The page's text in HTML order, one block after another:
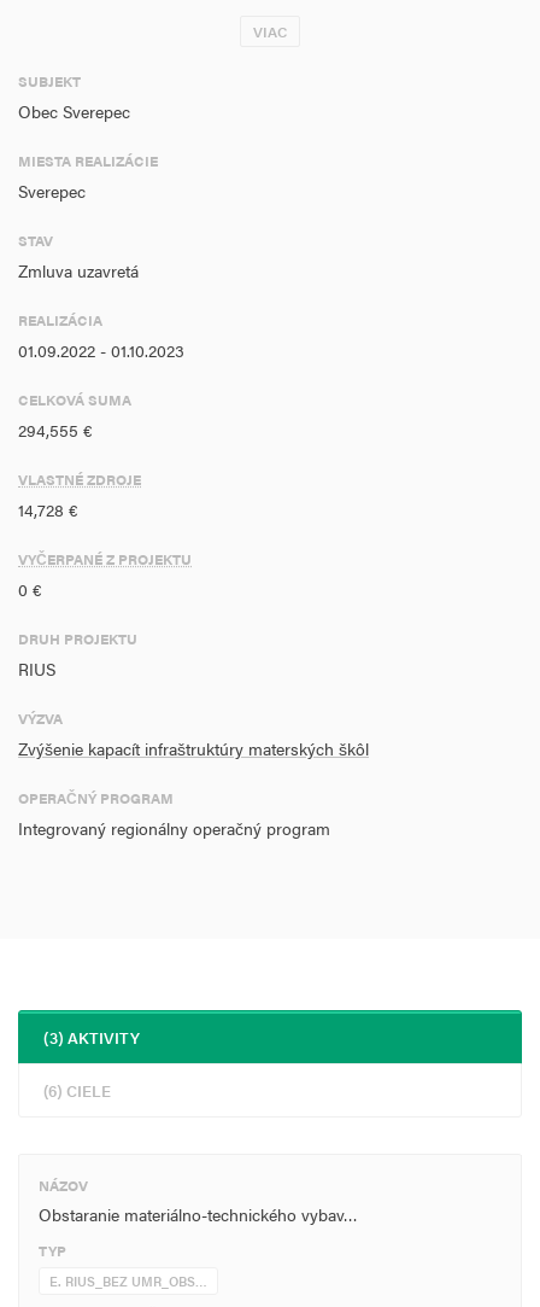
Uvedené špecifické ciele budú naplnené prostredníctvom realizácie
Riadenie projektu a zabezpečenie informovania verejnosti bude obec
Cieľovou skupinou sú deti, ktoré spadajú pod stupeň
VIAC
SUBJEKT
Obec Sverepec
MIESTA REALIZÁCIE
Sverepec
STAV
Zmluva uzavretá
REALIZÁCIA
01.09.2022 - 01.10.2023
CELKOVÁ SUMA
294,555 €
VLASTNÉ ZDROJE
14,728 €
VYČERPANÉ Z PROJEKTU
0 €
DRUH PROJEKTU
RIUS
VÝZVA
Zvýšenie kapacít infraštruktúry materských škôl
OPERAČNÝ PROGRAM
Integrovaný regionálny operačný program
(3) AKTIVITY
(6) CIELE
NÁZOV
Obstaranie materiálno-technického vybav…
TYP
E. RIUS_BEZ UMR_OBS…